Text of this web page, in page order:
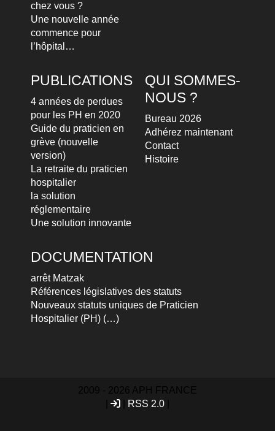
chez vous ?
Une nouvelle année
commence pour
l’hôpital…
PUBLICATIONS
4 années de perdues
pour les PH en 2020
Guide du praticien en
grève (nouvelle
version)
La retraite du praticien
hospitalier
la solution
réglementaire
Une solution innovante
QUI SOMMES-
NOUS ?
Bureau 2026
Adhérez maintenant
Contact
Histoire
DOCUMENTATION
arrêt Matzak
Références législatives des statuts
Nouveaux statuts uniques de Praticien
Hospitalier (PH) (…)
2009 - 2026 APH FRANCE
RSS 2.0